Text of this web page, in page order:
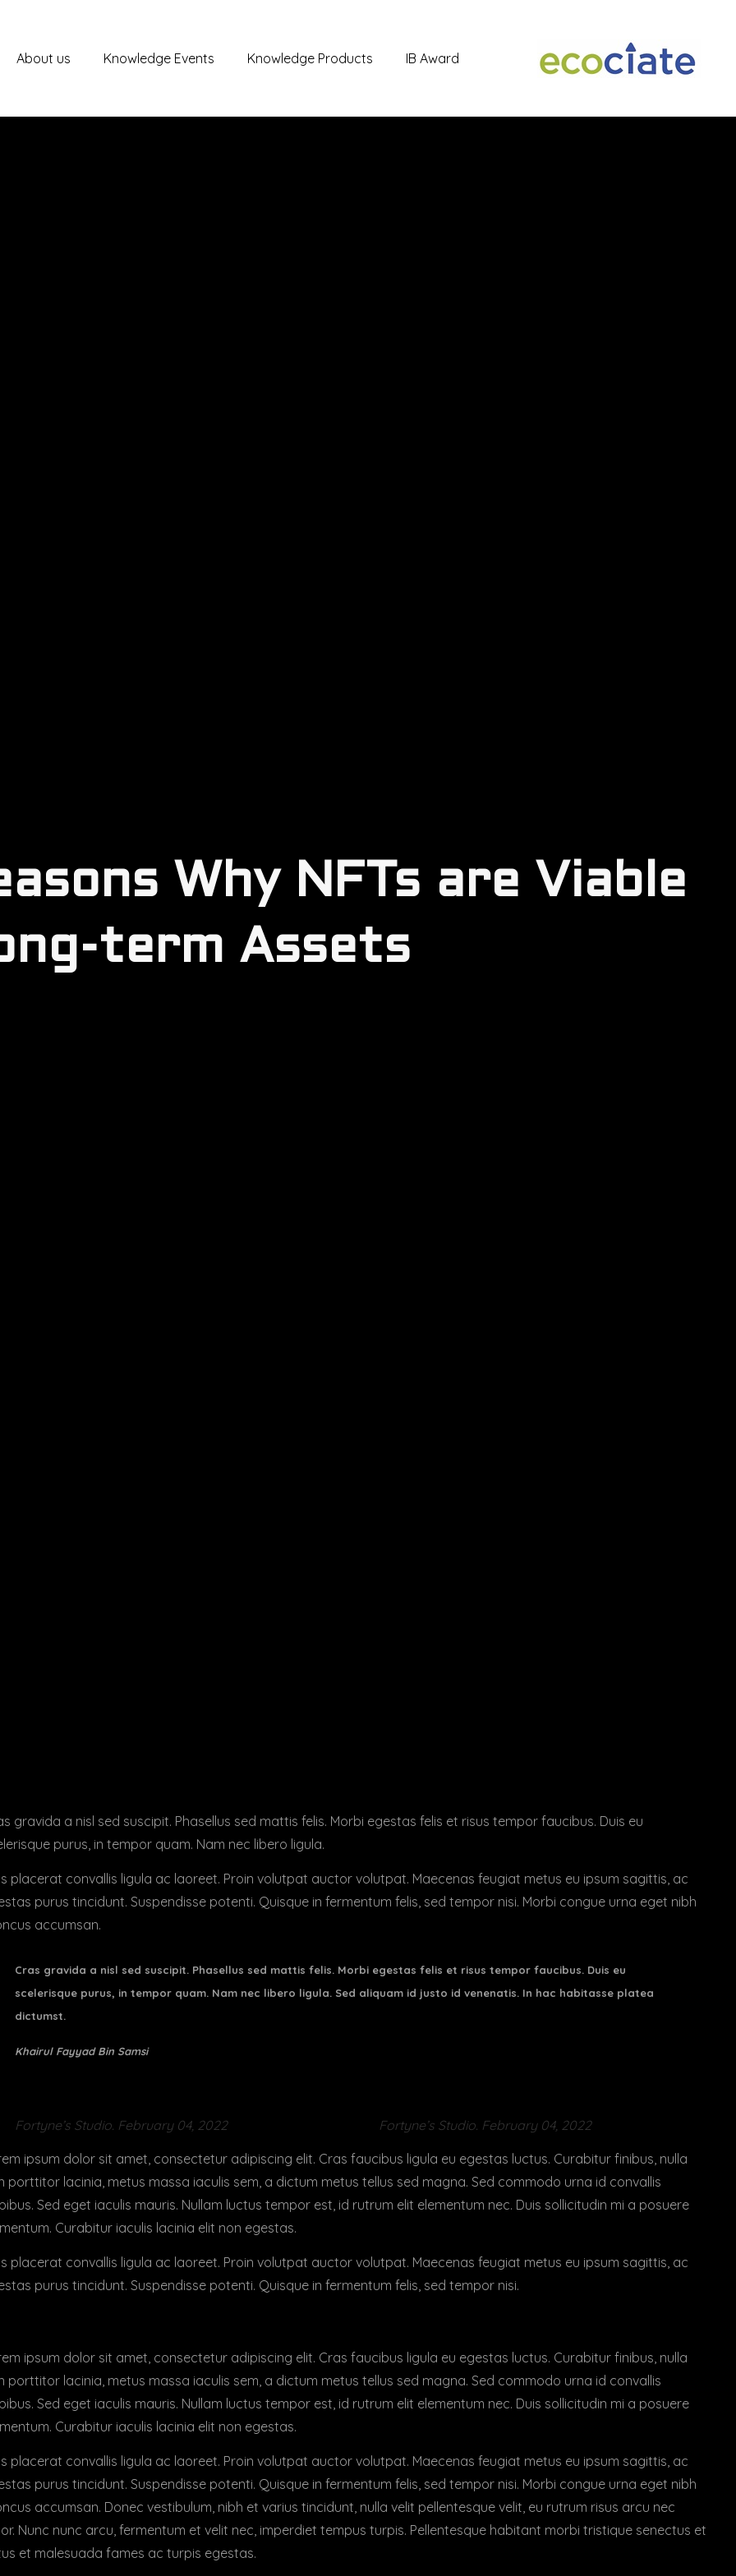
About us Knowledge Events Knowledge Products IB Award
Why NFTs are Viable
term Assets
gravida a nisl sed suscipit. Phasellus sed mattis felis. Morbi egestas felis et risus tempor faucibus. Duis eu
purus, in tempor quam. Nam nec libero ligula.
placerat convallis ligula ac laoreet. Proin volutpat auctor volutpat. Maecenas feugiat metus eu ipsum sagittis, ac
purus tincidunt. Suspendisse potenti. Quisque in fermentum felis, sed tempor nisi. Morbi congue urna eget nibh
accumsan.
Cras gravida a nisl sed suscipit. Phasellus sed mattis felis. Morbi egestas felis et risus tempor faucibus. Duis eu
scelerisque purus, in tempor quam. Nam nec libero ligula. Sed aliquam id justo id venenatis. In hac habitasse platea
dictumst.
Khairul Fayyad Bin Samsi
Fortyne’s Studio. February 04, 2022 Fortyne’s Studio. February 04, 2022
ipsum dolor sit amet, consectetur adipiscing elit. Cras faucibus ligula eu egestas luctus. Curabitur finibus, nulla
porttitor lacinia, metus massa iaculis sem, a dictum metus tellus sed magna. Sed commodo urna id convallis
Sed eget iaculis mauris. Nullam luctus tempor est, id rutrum elit elementum nec. Duis sollicitudin mi a posuere
Curabitur iaculis lacinia elit non egestas.
placerat convallis ligula ac laoreet. Proin volutpat auctor volutpat. Maecenas feugiat metus eu ipsum sagittis, ac
purus tincidunt. Suspendisse potenti. Quisque in fermentum felis, sed tempor nisi.
ipsum dolor sit amet, consectetur adipiscing elit. Cras faucibus ligula eu egestas luctus. Curabitur finibus, nulla
porttitor lacinia, metus massa iaculis sem, a dictum metus tellus sed magna. Sed commodo urna id convallis
Sed eget iaculis mauris. Nullam luctus tempor est, id rutrum elit elementum nec. Duis sollicitudin mi a posuere
Curabitur iaculis lacinia elit non egestas.
placerat convallis ligula ac laoreet. Proin volutpat auctor volutpat. Maecenas feugiat metus eu ipsum sagittis, ac
purus tincidunt. Suspendisse potenti. Quisque in fermentum felis, sed tempor nisi. Morbi congue urna eget nibh
accumsan. Donec vestibulum, nibh et varius tincidunt, nulla velit pellentesque velit, eu rutrum risus arcu nec
Nunc nunc arcu, fermentum et velit nec, imperdiet tempus turpis. Pellentesque habitant morbi tristique senectus et
et malesuada fames ac turpis egestas.